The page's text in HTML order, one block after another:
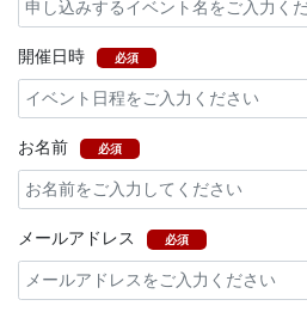
開催日時 必須
お名前 必須
メールアドレス 必須